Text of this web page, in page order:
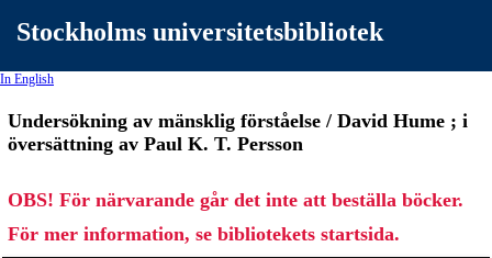
Stockholms universitetsbibliotek
In English
Undersökning av mänsklig förståelse / David Hume ; i
översättning av Paul K. T. Persson
OBS! För närvarande går det inte att beställa böcker.
För mer information, se bibliotekets startsida.